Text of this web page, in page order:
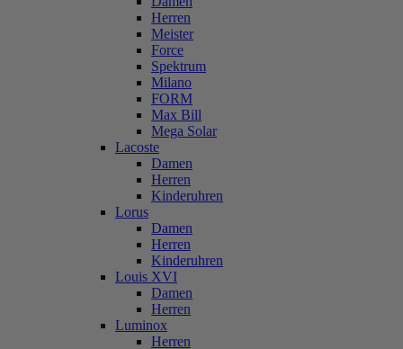
Herren
Meister
Force
Spektrum
Milano
FORM
Max Bill
Mega Solar
Lacoste
Damen
Herren
Kinderuhren
Lorus
Damen
Herren
Kinderuhren
Louis XVI
Damen
Herren
Luminox
Herren